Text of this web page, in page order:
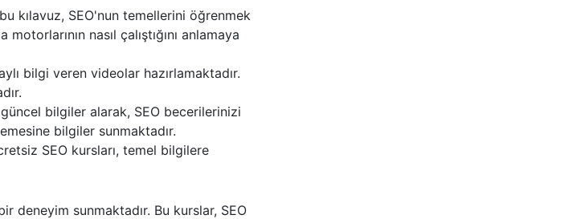
kılavuz, SEO'nun temellerini öğrenmek
nasıl çalıştığını anlamaya
bilgi veren videolar hazırlamaktadır.
bilgiler alarak, SEO becerilerinizi
bilgiler sunmaktadır.
SEO kursları, temel bilgilere
deneyim sunmaktadır. Bu kurslar, SEO